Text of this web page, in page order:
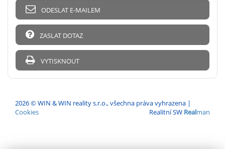
ODESLAT E-MAILEM
ZASLAT DOTAZ
VYTISKNOUT
2026 © WIN & WIN reality s.r.o., všechna práva vyhrazena |
Cookies
Realitní SW Realman